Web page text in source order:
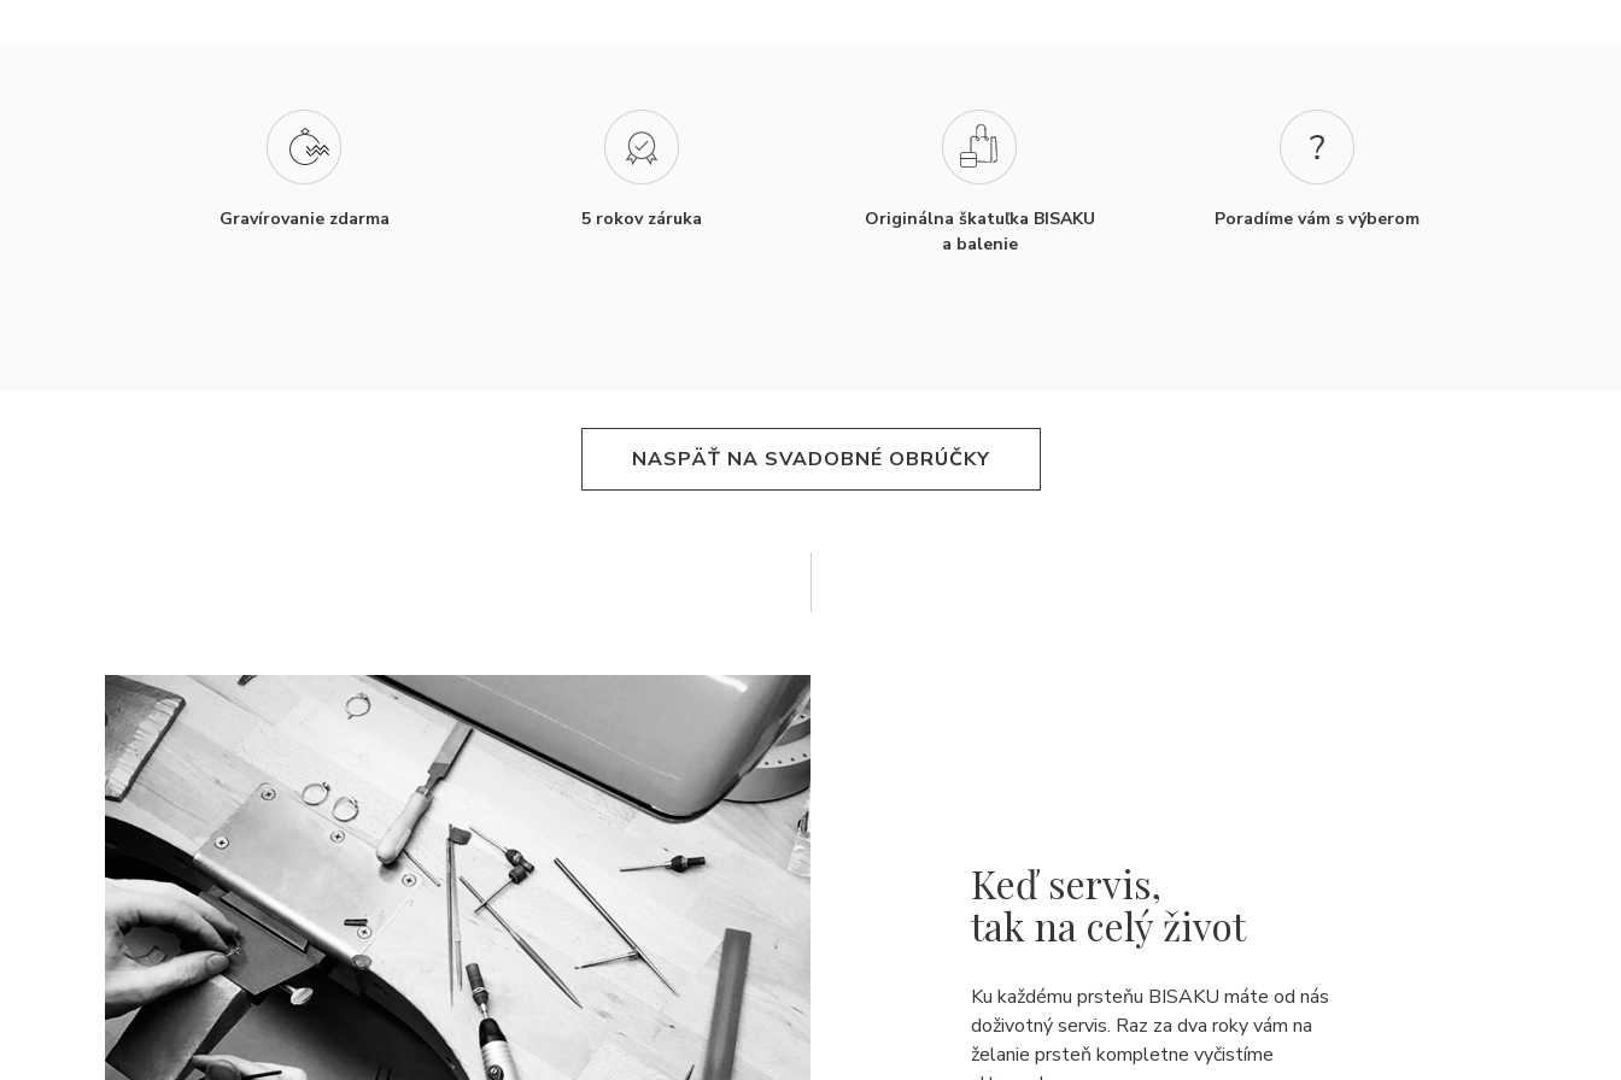
Gravírovanie zdarma 5 rokov záruka
Originálna škatuľka BISAKU
a balenie
Poradíme vám s výberom
NASPÄŤ NA SVADOBNÉ OBRÚČKY
Keď servis,
tak na celý život
Ku každému prsteňu BISAKU máte od nás
doživotný servis. Raz za dva roky vám na
želanie prsteň kompletne vyčistíme